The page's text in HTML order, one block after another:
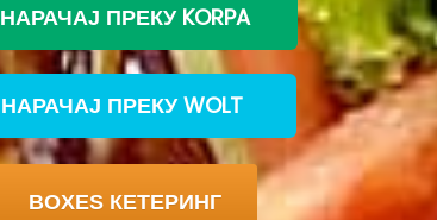
НАРАЧАЈ ПРЕКУ KORPA
‎‎НАРАЧАЈ ПРЕКУ WOLT ‎